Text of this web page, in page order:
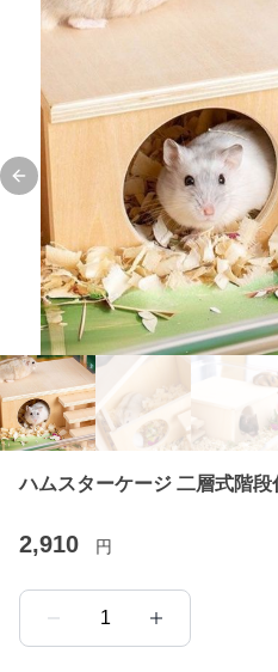
Previous slide
ハムスターケージ 二層式階段
2,910 円
1